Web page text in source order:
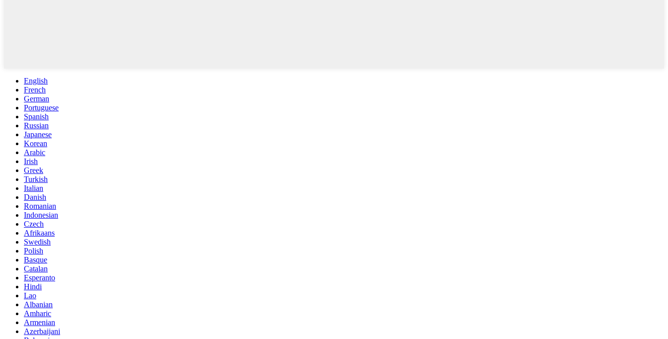
English
French
German
Portuguese
Spanish
Russian
Japanese
Korean
Arabic
Irish
Greek
Turkish
Italian
Danish
Romanian
Indonesian
Czech
Afrikaans
Swedish
Polish
Basque
Catalan
Esperanto
Hindi
Lao
Albanian
Amharic
Armenian
Azerbaijani